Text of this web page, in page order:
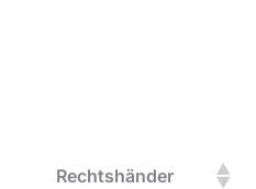
Rechtshänder